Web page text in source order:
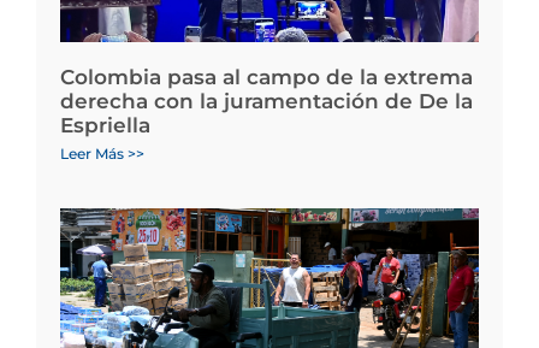
Colombia pasa al campo de la extrema
derecha con la juramentación de De la
Espriella
Leer Más >>